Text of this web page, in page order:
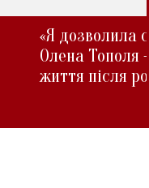
«Я дозволила
Олена Тополя
життя після